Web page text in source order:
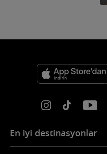
En iyi destinasyonlar